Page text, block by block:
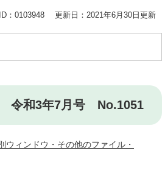
：0103948 更新日：2021年6月30日更新
令和3年7月号 No.1051
ウィンドウ・その他のファイル・